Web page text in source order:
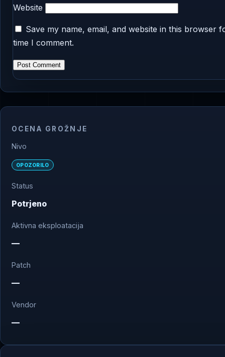
Website
Save my name, email, and website in this browser
time I comment.
OCENA GROŽNJE
Nivo
OPOZORILO
Status
Potrjeno
Aktivna eksploatacija
—
Patch
—
Vendor
—